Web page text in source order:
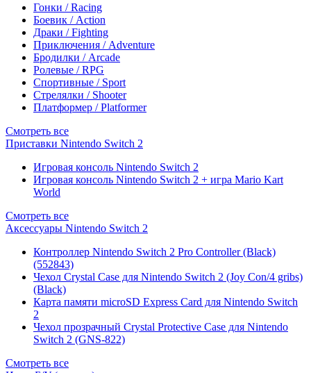
Гонки / Racing
Боевик / Action
Драки / Fighting
Приключения / Adventure
Бродилки / Arcade
Ролевые / RPG
Спортивные / Sport
Стрелялки / Shooter
Платформер / Platformer
Смотреть все
Приставки Nintendo Switch 2
Игровая консоль Nintendo Switch 2
Игровая консоль Nintendo Switch 2 + игра Mario Kart
World
Смотреть все
Аксессуары Nintendo Switch 2
Контроллер Nintendo Switch 2 Pro Controller (Black)
(552843)
Чехол Сrystal Сase для Nintendo Switch 2 (Joy Con/4 gribs)
(Black)
Карта памяти microSD Express Card для Nintendo Switch
2
Чехол прозрачный Crystal Protective Case для Nintendo
Switch 2 (GNS-822)
Смотреть все